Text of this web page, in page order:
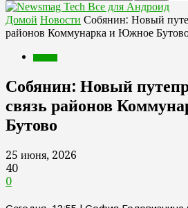
Все для Андроид
Домой Новости Собянин: Новый
районов Коммунарка и Южное
Собянин: Новый
связь районов
Бутово
25 июня, 2026
40
0